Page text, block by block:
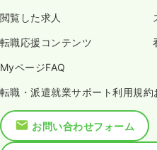
閲覧した求人
転職応援コンテンツ
MyページFAQ
転職・派遣就業サポート利用規
お問い合わせフォーム